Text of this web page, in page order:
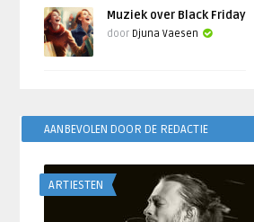
Muziek over Black Friday
door Djuna Vaesen
AANBEVOLEN DOOR DE REDACTIE
ARTIESTEN